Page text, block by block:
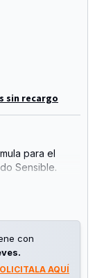
sin recargo
para el
Sensible.
de áReas
Cabello Graso
para el
de
con
AQUÍ